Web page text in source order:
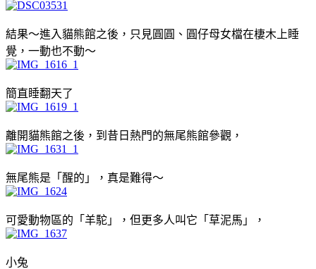
結果～進入貓熊館之後，只見圓圓、圓仔母女檔在棲木上睡
覺，一動也不動～
簡直睡翻天了
離開貓熊館之後，到昔日熱門的無尾熊館參觀，
無尾熊是「醒的」，真是難得～
可愛動物區的「羊駝」，但更多人叫它「草泥馬」，
小兔